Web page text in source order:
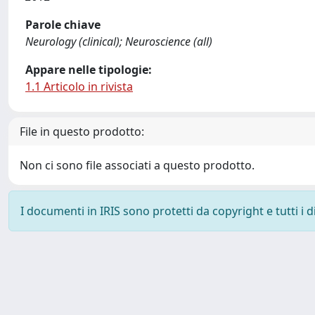
Parole chiave
Neurology (clinical); Neuroscience (all)
Appare nelle tipologie:
1.1 Articolo in rivista
File in questo prodotto:
Non ci sono file associati a questo prodotto.
I documenti in IRIS sono protetti da copyright e tutti i